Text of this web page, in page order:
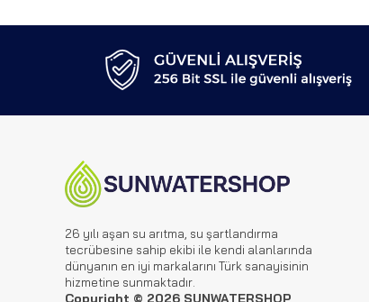
26 yılı aşan su arıtma, su şartlandırma
tecrübesine sahip ekibi ile kendi alanlarında
dünyanın en iyi markalarını Türk sanayisinin
hizmetine sunmaktadır.
Copyright © 2026 SUNWATERSHOP